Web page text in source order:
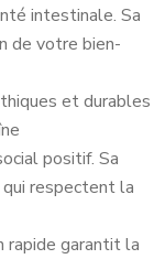
intestinale. Sa
de votre bien-
et durables
positif. Sa
respectent la
rapide garantit la